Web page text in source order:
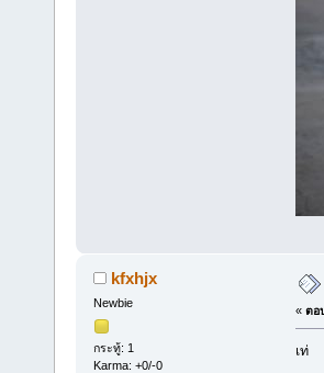
kfxhjx
Newbie
กระทู้: 1
Karma: +0/-0
« ตอ
เท่